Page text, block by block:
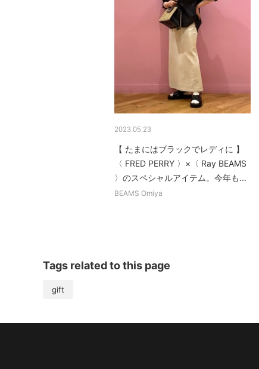
2023.05.23
【 たまにはブラックでレディに 】
〈 FRED PERRY 〉×〈 Ray BEAMS
〉のスペシャルアイテム。今年も...
BEAMS Omiya
Tags related to this page
gift